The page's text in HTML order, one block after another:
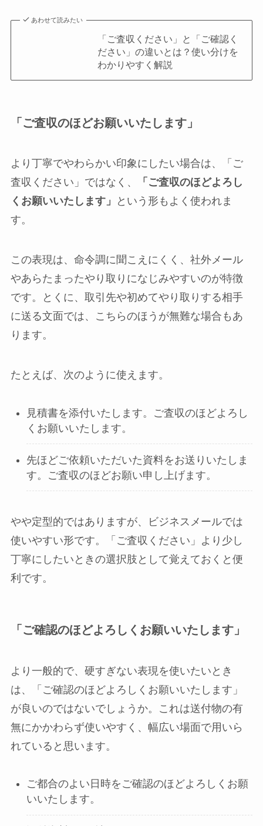
あわせて読みたい
「ご査収ください」と「ご確認く
ださい」の違いとは？使い分けを
わかりやすく解説
「ご査収のほどお願いいたします」
より丁寧でやわらかい印象にしたい場合は、「ご
査収ください」ではなく、
「ご査収のほどよろし
くお願いいたします」
という形もよく使われま
す。
この表現は、命令調に聞こえにくく、社外メール
やあらたまったやり取りになじみやすいのが特徴
です。とくに、取引先や初めてやり取りする相手
に送る文面では、こちらのほうが無難な場合もあ
ります。
たとえば、次のように使えます。
見積書を添付いたします。ご査収のほどよろし
くお願いいたします。
先ほどご依頼いただいた資料をお送りいたしま
す。ご査収のほどお願い申し上げます。
やや定型的ではありますが、ビジネスメールでは
使いやすい形です。「ご査収ください」より少し
丁寧にしたいときの選択肢として覚えておくと便
利です。
「ご確認のほどよろしくお願いいたします」
より一般的で、硬すぎない表現を使いたいとき
は、「ご確認のほどよろしくお願いいたします」
が良いのではないでしょうか。これは送付物の有
無にかかわらず使いやすく、幅広い場面で用いら
れていると思います。
ご都合のよい日時をご確認のほどよろしくお願
いいたします。